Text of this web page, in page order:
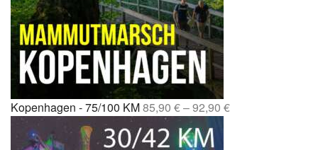
Kopenhagen - 75/100 KM85,90 €–92,90 €